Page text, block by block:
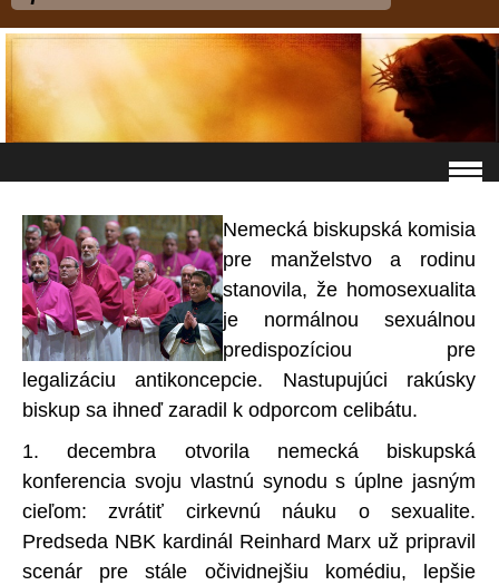
Nemecká biskupská komisia
pre manželstvo a rodinu
stanovila, že homosexualita
je normálnou sexuálnou
predispozíciou pre
legalizáciu antikoncepcie. Nastupujúci rakúsky
biskup sa ihneď zaradil k odporcom celibátu.
1. decembra otvorila nemecká biskupská
konferencia svoju vlastnú synodu s úplne jasným
cieľom: zvrátiť cirkevnú náuku o sexualite.
Predseda NBK kardinál Reinhard Marx už pripravil
scenár pre stále očividnejšiu komédiu, lepšie